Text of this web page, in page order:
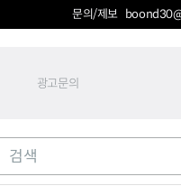
문의/제보
광고문의